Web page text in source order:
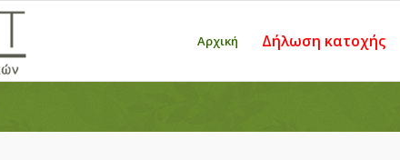
Αρχική Δήλωση κατοχής